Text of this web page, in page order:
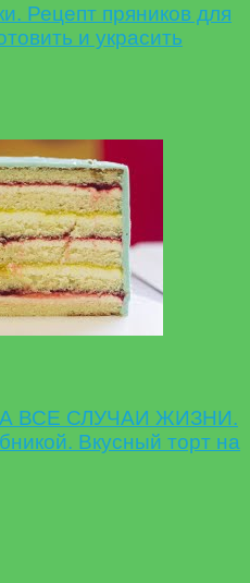
Рецепт пряников для
и украсить
ВСЕ СЛУЧАИ ЖИЗНИ.
Вкусный торт на